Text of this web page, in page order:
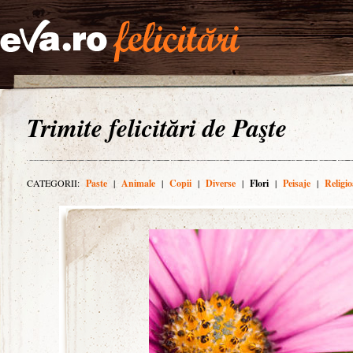
Trimite felicitări de Paşte
CATEGORII: Paste | Animale | Copii | Diverse | Flori | Peisaje |